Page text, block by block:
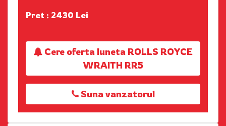
Pret : 2430 Lei
Cere oferta luneta ROLLS ROYCE
WRAITH RR5
Suna vanzatorul